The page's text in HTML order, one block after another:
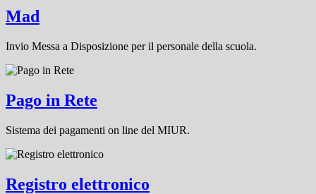
Mad
Invio Messa a Disposizione per il personale della scuola.
Pago in Rete
Sistema dei pagamenti on line del MIUR.
Registro elettronico